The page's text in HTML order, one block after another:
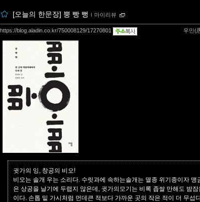
[오늘의 한문장] 뿡 빵 뻥 ｌ 마이리뷰
우민(
https://blog.aladin.co.kr/750008129/17270801
귓가의 잉, 창공의 비오!
비오는 솔개 우는 소리다. 수릿과에 속하는솔개는 멸종 위기종이자 맹
은 상공을 날기에 두렵지 않은데, 귓가의모기는 비록 좁쌀 만해도 밤
이다. 손톱 밑 가시처럼 먼데큰 적보다 가까운 곳의 작은 적이 더 무섭